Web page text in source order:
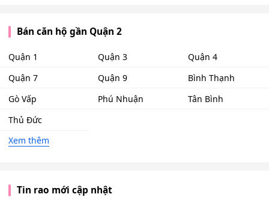
Bán căn hộ gần Quận 2
Quận 1 Quận 3
Quận 4
Quận 7
Quận 9
Bình Thạnh
Gò Vấp
Phú Nhuận
Tân Bình
Thủ Đức
Xem thêm
Tin rao mới cập nhật